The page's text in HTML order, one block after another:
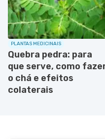
PLANTAS MEDICINAIS
Quebra pedra: para
que serve, como
o chá e efeitos
colaterais